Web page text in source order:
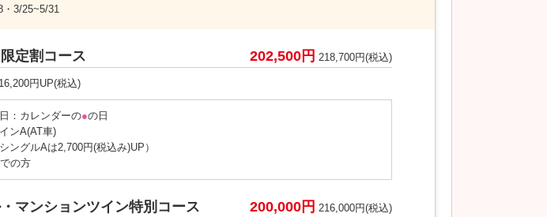
・3/25~5/31
定割コース 202,500円 218,700円(税込)
16,200円UP(税込)
：カレンダーの●の日
ンA(AT車)
ングルAは2,700円(税込み)UP）
の方
マンションツイン特別コース 200,000円 216,000円(税込)